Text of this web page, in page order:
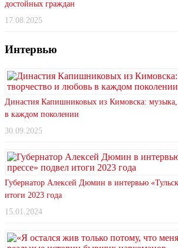
достойных граждан
17.08.2025
Интервью
Династия Капишниковых из Кимовска: музыка,
в каждом поколении
30.09.2025
Губернатор Алексей Дюмин в интервью
итоги 2023 года
15.01.2024